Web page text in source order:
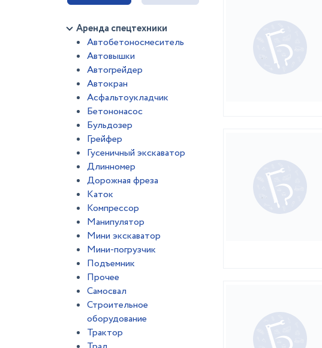
Аренда спецтехники
Автобетоносмеситель
Автовышки
Автогрейдер
Автокран
Асфальтоукладчик
Бетононасос
Бульдозер
Грейфер
Гусеничный экскаватор
Длинномер
Дорожная фреза
Каток
Компрессор
Манипулятор
Мини экскаватор
Мини-погрузчик
Подъемник
Прочее
Самосвал
Строительное
оборудование
Трактор